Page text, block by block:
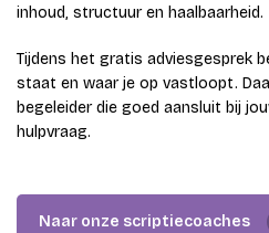
inhoud, structuur en haalbaarheid.
Tijdens het gratis adviesgesprek
staat en waar je op vastloopt.
begeleider die goed aansluit bij
hulpvraag.
Naar onze scriptiecoaches